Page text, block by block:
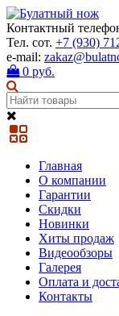
Контактный
Тел. сот. +7 (930)
e-mail:
0 руб.
Главная
О компании
Гарантии
Скидки
Новинки
Хиты продаж
Видеообзоры
Галерея
Оплата и
Контакты